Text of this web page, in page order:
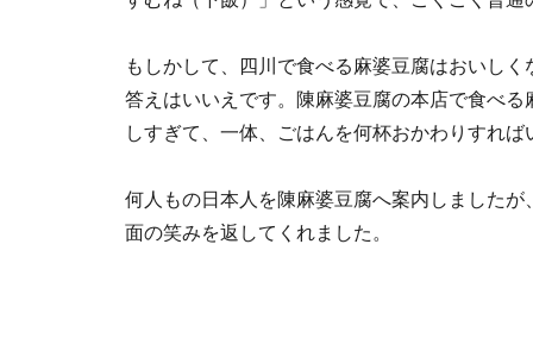
もしかして、四川で食べる麻婆豆腐はおいしく
答えはいいえです。陳麻婆豆腐の本店で食べ
しすぎて、一体、ごはんを何杯おかわりすれ
何人もの日本人を陳麻婆豆腐へ案内しました
面の笑みを返してくれました。